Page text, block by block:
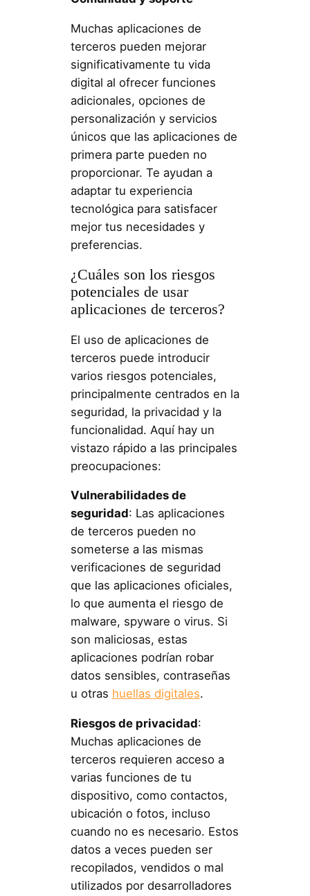
Muchas aplicaciones de
terceros pueden mejorar
significativamente tu vida
digital al ofrecer funciones
adicionales, opciones de
personalización y servicios
únicos que las aplicaciones de
primera parte pueden no
proporcionar. Te ayudan a
adaptar tu experiencia
tecnológica para satisfacer
mejor tus necesidades y
preferencias.
¿Cuáles son los riesgos
potenciales de usar
aplicaciones de terceros?
El uso de aplicaciones de
terceros puede introducir
varios riesgos potenciales,
principalmente centrados en la
seguridad, la privacidad y la
funcionalidad. Aquí hay un
vistazo rápido a las principales
preocupaciones:
Vulnerabilidades de
seguridad: Las aplicaciones
de terceros pueden no
someterse a las mismas
verificaciones de seguridad
que las aplicaciones oficiales,
lo que aumenta el riesgo de
malware, spyware o virus. Si
son maliciosas, estas
aplicaciones podrían robar
datos sensibles, contraseñas
u otras huellas digitales.
Riesgos de privacidad:
Muchas aplicaciones de
terceros requieren acceso a
varias funciones de tu
dispositivo, como contactos,
ubicación o fotos, incluso
cuando no es necesario. Estos
datos a veces pueden ser
recopilados, vendidos o mal
utilizados por desarrolladores